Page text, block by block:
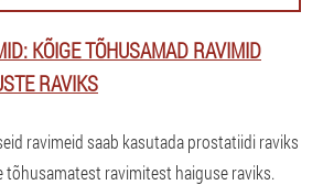
KÕIGE TÕHUSAMAD RAVIMID
RAVIKS
ravimeid saab kasutada prostatiidi raviks
tõhusamatest ravimitest haiguse raviks.